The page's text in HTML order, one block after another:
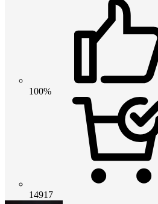
100%
14917